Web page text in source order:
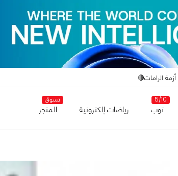
أزمة الرامات🔴
5/10
توب رياضات إلكترونية
تسوق
المتجر